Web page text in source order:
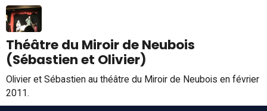
Théâtre du Miroir de Neubois
(Sébastien et Olivier)
Olivier et Sébastien au théâtre du Miroir de Neubois en février
2011.